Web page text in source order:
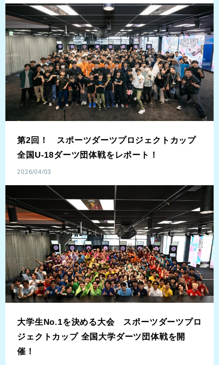
第2回！ スポーツダーツプロジェクトカップ
全国U-18ダーツ団体戦をレポート！
2026/04/03
大学生No.1を決める大会 スポーツダーツプロ
ジェクトカップ 全国大学ダーツ団体戦を開
催！